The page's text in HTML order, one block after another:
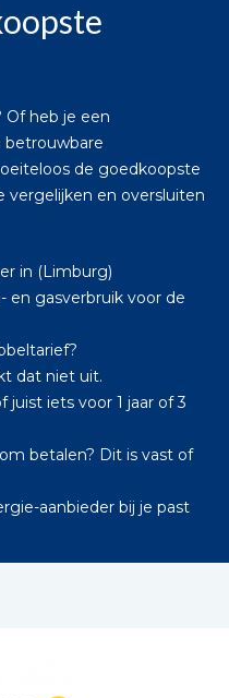
Of heb je een
betrouwbare
de goedkoopste
vergelijken en oversluiten
in (Limburg)
en gasverbruik voor de
dat niet uit.
juist iets voor 1 jaar of 3
betalen? Dit is vast of
aanbieder bij je past